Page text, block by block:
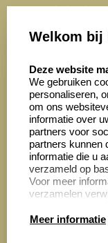
Nederland
4028
Zakelijk:
Aanvraag op
Cadeaubonnen
Welkom bij
Deze website
We gebruiken
personaliseren,
om ons
informatie over
partners voor
partners kunnen
informatie die u
verzameld op
Voor meer
verzamelen
Meer informatie